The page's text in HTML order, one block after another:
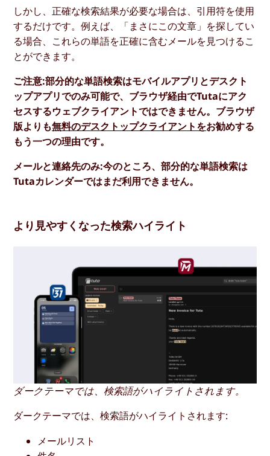
しかし、正確な検索結果が必要な場合は、引用符を使用
するだけです。例えば、「まさにこの文章」を探してい
る場合、これらの単語を正確に含むメールを見つけるこ
とができます。
ご注意:部分的な単語検索はモバイルアプリとデスクト
ップアプリでのみ可能で、ブラウザ経由でTutaにアク
セスするウェブクライアントではできません。ブラウザ
版よりも無料のデスクトップクライアントをお勧めする
もう一つの理由です。
メールと連絡先のみ:今のところ、部分的な単語検索は
Tutaカレンダーではまだ利用できません。
より見やすくなった検索ハイライト
ダークテーマでは、検索語がハイライトされます。
ダークテーマでは、検索語がハイライトされます:
メールリスト